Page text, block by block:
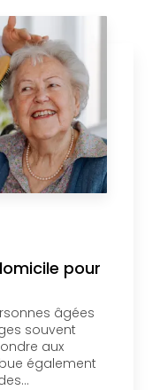
pour
âgées
souvent
aux
également